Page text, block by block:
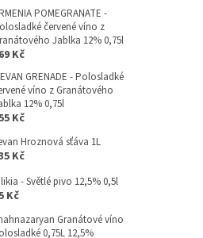
POMEGRANATE -
červené víno z
Jablka 12% 0,75l
Kč
GRENADE - Polosladké
víno z Granátového
12% 0,75l
Kč
Hroznová sťáva 1L
Kč
- Světlé pivo 12,5% 0,5l
Kč
Granátové víno
0,75L 12,5%